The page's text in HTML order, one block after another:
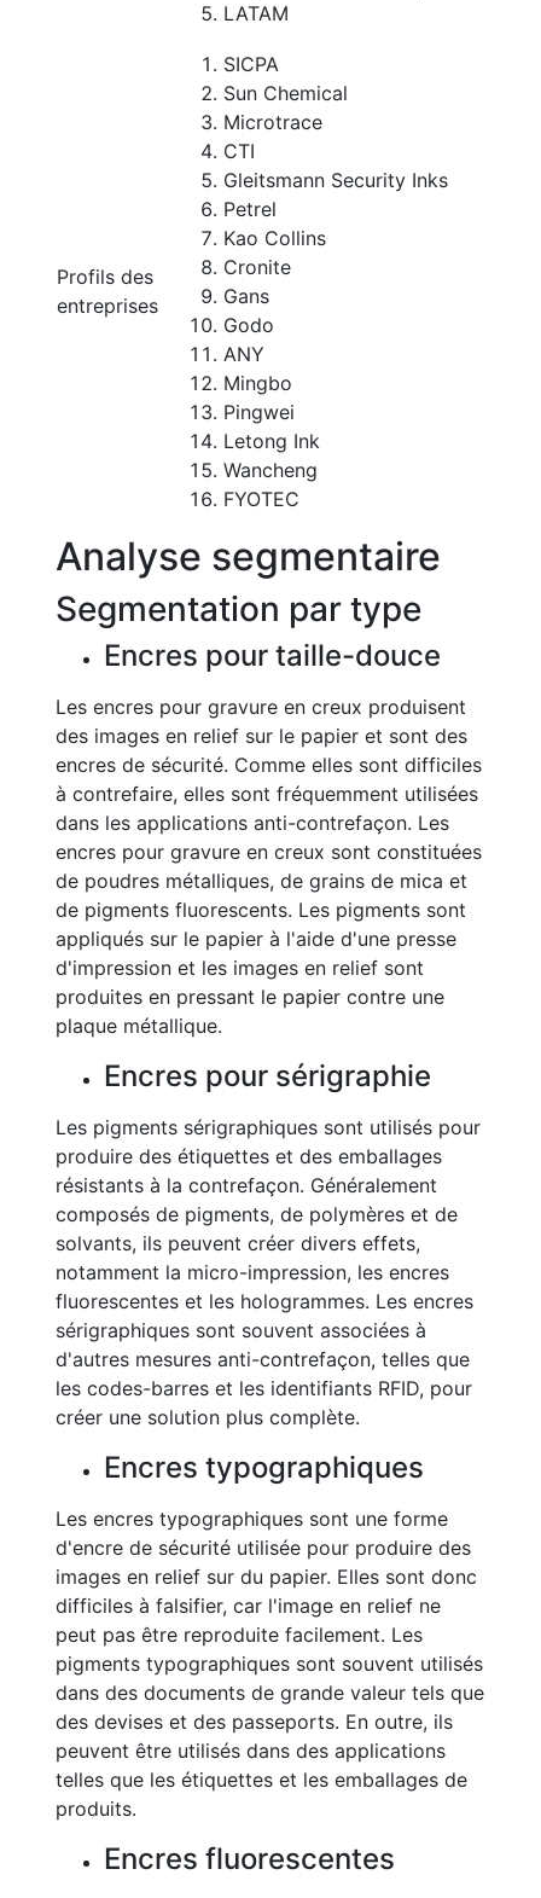
LATAM
Profils des
entreprises
SICPA
Sun Chemical
Microtrace
CTI
Gleitsmann Security Inks
Petrel
Kao Collins
Cronite
Gans
Godo
ANY
Mingbo
Pingwei
Letong Ink
Wancheng
FYOTEC
Analyse segmentaire
Segmentation par type
Encres pour taille-douce
Les encres pour gravure en creux produisent
des images en relief sur le papier et sont des
encres de sécurité. Comme elles sont difficiles
à contrefaire, elles sont fréquemment utilisées
dans les applications anti-contrefaçon. Les
encres pour gravure en creux sont constituées
de poudres métalliques, de grains de mica et
de pigments fluorescents. Les pigments sont
appliqués sur le papier à l'aide d'une presse
d'impression et les images en relief sont
produites en pressant le papier contre une
plaque métallique.
Encres pour sérigraphie
Les pigments sérigraphiques sont utilisés pour
produire des étiquettes et des emballages
résistants à la contrefaçon. Généralement
composés de pigments, de polymères et de
solvants, ils peuvent créer divers effets,
notamment la micro-impression, les encres
fluorescentes et les hologrammes. Les encres
sérigraphiques sont souvent associées à
d'autres mesures anti-contrefaçon, telles que
les codes-barres et les identifiants RFID, pour
créer une solution plus complète.
Encres typographiques
Les encres typographiques sont une forme
d'encre de sécurité utilisée pour produire des
images en relief sur du papier. Elles sont donc
difficiles à falsifier, car l'image en relief ne
peut pas être reproduite facilement. Les
pigments typographiques sont souvent utilisés
dans des documents de grande valeur tels que
des devises et des passeports. En outre, ils
peuvent être utilisés dans des applications
telles que les étiquettes et les emballages de
produits.
Encres fluorescentes